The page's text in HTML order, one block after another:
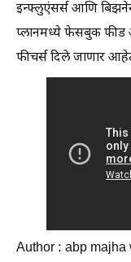
इन्फ्लुएंसर्स आणि
प्लानमध्ये फेसबुक फीड
फीचर्स दिले जाणार
Author : abp majha